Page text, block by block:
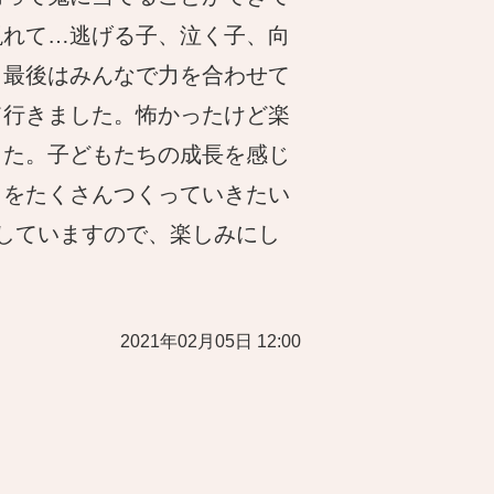
て…逃げる子、泣く子、向
後はみんなで力を合わせて
きました。怖かったけど楽
。子どもたちの成長を感じ
たくさんつくっていきたい
ていますので、楽しみにし
2021年02月05日 12:00